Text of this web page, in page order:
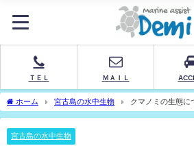
ＴＥＬ ＭＡＩＬ
ホーム 宮古島の水中生物 クマノミの生態に
宮古島の水中生物